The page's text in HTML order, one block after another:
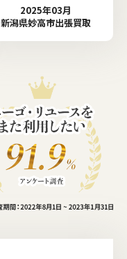
2025年03月
新潟県妙高市出張買取